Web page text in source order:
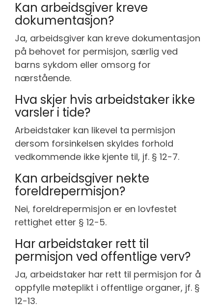
Kan arbeidsgiver kreve
dokumentasjon?
Ja, arbeidsgiver kan kreve dokumentasjon
på behovet for permisjon, særlig ved
barns sykdom eller omsorg for
nærstående.
Hva skjer hvis arbeidstaker ikke
varsler i tide?
Arbeidstaker kan likevel ta permisjon
dersom forsinkelsen skyldes forhold
vedkommende ikke kjente til, jf. § 12-7.
Kan arbeidsgiver nekte
foreldrepermisjon?
Nei, foreldrepermisjon er en lovfestet
rettighet etter § 12-5.
Har arbeidstaker rett til
permisjon ved offentlige verv?
Ja, arbeidstaker har rett til permisjon for å
oppfylle møteplikt i offentlige organer, jf. §
12-13.